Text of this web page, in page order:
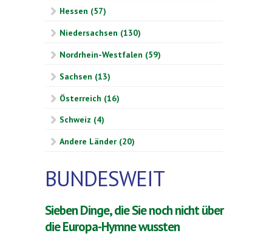
Hessen (57)
Niedersachsen (130)
Nordrhein-Westfalen (59)
Sachsen (13)
Österreich (16)
Schweiz (4)
Andere Länder (20)
BUNDESWEIT
Sieben Dinge, die Sie noch nicht über
die Europa-Hymne wussten